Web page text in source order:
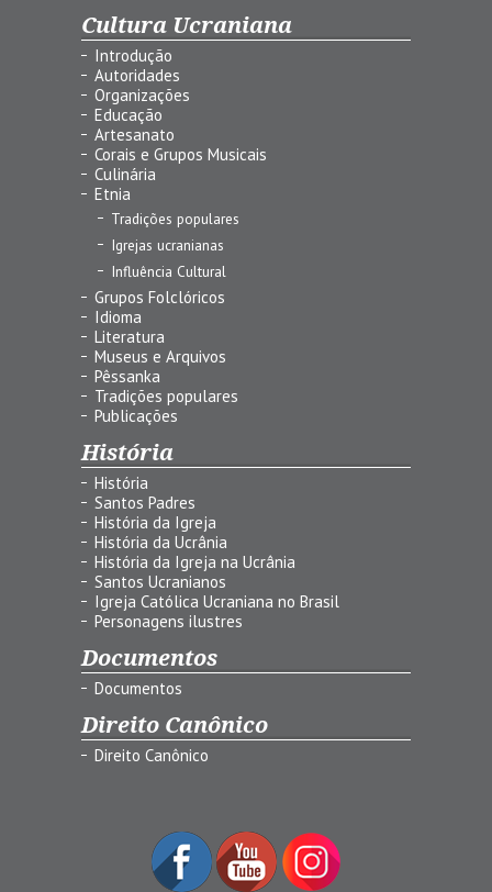
Cultura Ucraniana
Introdução
Autoridades
Organizações
Educação
Artesanato
Corais e Grupos Musicais
Culinária
Etnia
Tradições populares
Igrejas ucranianas
Influência Cultural
Grupos Folclóricos
Idioma
Literatura
Museus e Arquivos
Pêssanka
Tradições populares
Publicações
História
História
Santos Padres
História da Igreja
História da Ucrânia
História da Igreja na Ucrânia
Santos Ucranianos
Igreja Católica Ucraniana no Brasil
Personagens ilustres
Documentos
Documentos
Direito Canônico
Direito Canônico